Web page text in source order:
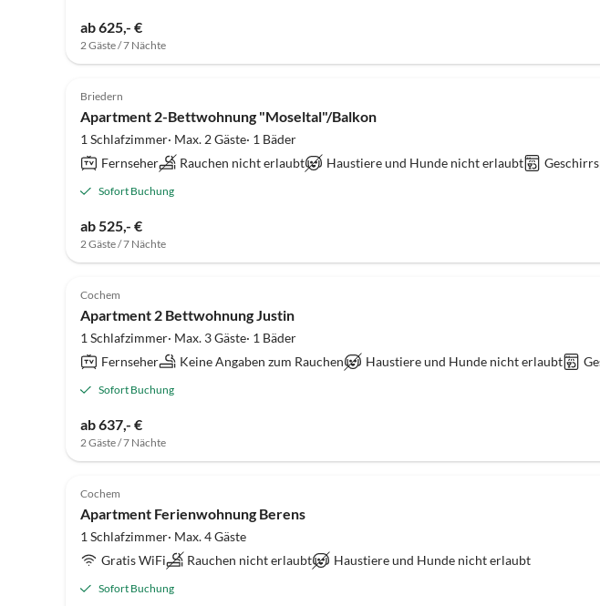
ab 625,- €
2 Gäste / 7 Nächte
Briedern
Apartment 2-Bettwohnung "Moseltal"/Balkon
1 Schlafzimmer· Max. 2 Gäste· 1 Bäder
Fernseher
Rauchen nicht erlaubt Haustiere und Hunde nicht erlaubt
Sofort Buchung
ab 525,- €
2 Gäste / 7 Nächte
Cochem
Apartment 2 Bettwohnung Justin
1 Schlafzimmer· Max. 3 Gäste· 1 Bäder
Fernseher
Keine Angaben zum Rauchen Haustiere und Hunde nicht erlaubt
Sofort Buchung
ab 637,- €
2 Gäste / 7 Nächte
Cochem
Apartment Ferienwohnung Berens
1 Schlafzimmer· Max. 4 Gäste
Gratis WiFi
Rauchen nicht erlaubt Haustiere und Hunde nicht erlaubt
Sofort Buchung